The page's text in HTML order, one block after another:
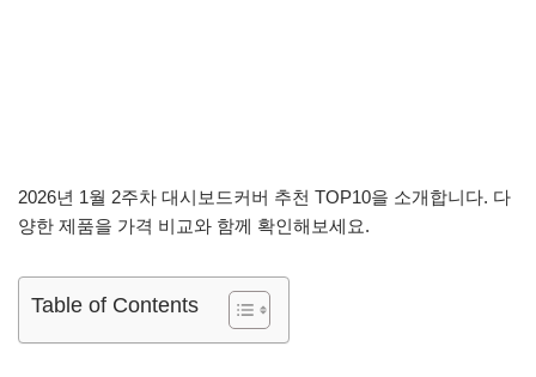
2026년 1월 2주차 대시보드커버 추천 TOP10을 소개합니다. 다
양한 제품을 가격 비교와 함께 확인해보세요.
Table of Contents